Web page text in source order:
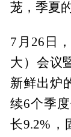
茏，季夏
7月26日
大）会议
新鲜出炉
续6个季
长9.2%，